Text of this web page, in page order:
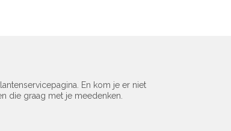
En kom je er niet
die graag met je meedenken.